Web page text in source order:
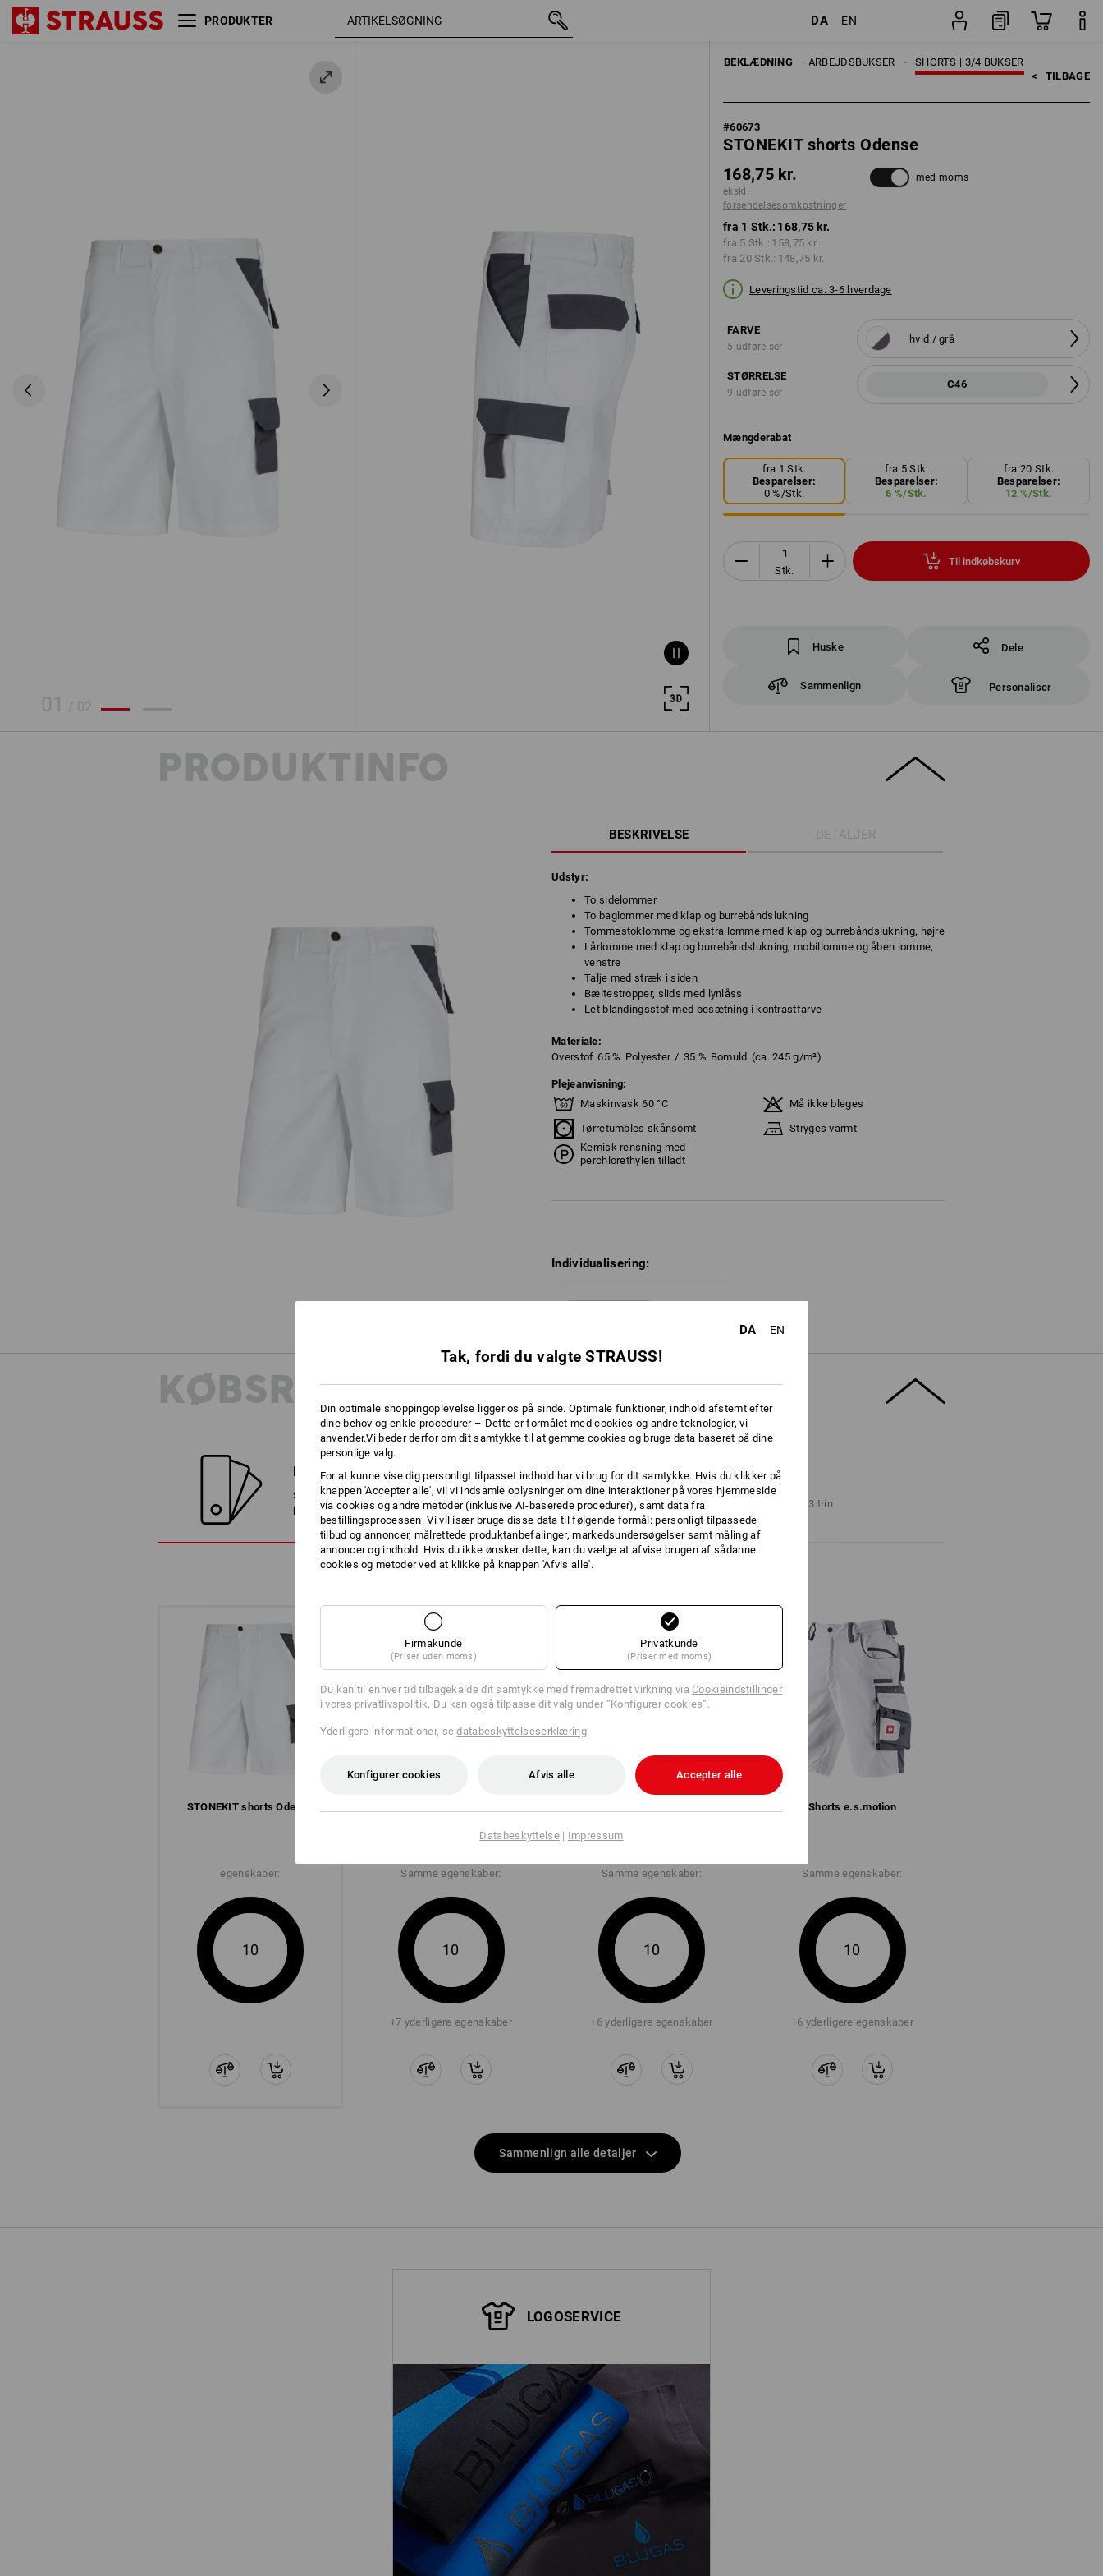
PRODUKTER DA EN
01 / 02
BEKLÆDNING SHORTS | 3/4 BUKSER
ARBEJDSBUKSER
HERRER
< TILBAGE
#60673
STONEKIT shorts Odense
168,75 kr.
ekskl.
forsendelsesomkostninger
med moms
fra 1 Stk.: 168,75 kr.
fra 5 Stk.: 158,75 kr.
fra 20 Stk.: 148,75 kr.
Leveringstid ca. 3-6 hverdage
FARVE
5 udførelser
hvid / grå
STØRRELSE
9 udførelser
C46
Mængderabat
fra 1 Stk.
Besparelser:
0 %/Stk.
fra 5 Stk.
Besparelser:
6 %/Stk.
fra 20 Stk.
Besparelser:
12 %/Stk.
Stk.
Til indkøbskurv
Huske Dele
Sammenlign Personaliser
C46 168,75 kr.
PRODUKTINFO
BESKRIVELSE DETALJER
Udstyr:
To sidelommer
To baglommer med klap og burrebåndslukning
Tommestoklomme og ekstra lomme med klap og burrebåndslukning, højre
Lårlomme med klap og burrebåndslukning, mobillomme og åben lomme,
venstre
Talje med stræk i siden
Bæltestropper, slids med lynlåss
Let blandingsstof med besætning i kontrastfarve
Materiale:
Overstof 65 % Polyester / 35 % Bomuld (ca. 245 g/m²)
Plejeanvisning:
Maskinvask 60 °C
Må ikke bleges
Tørretumbles skånsomt
Stryges varmt
Kemisk rensning med
perchlorethylen tilladt
Individualisering:
Logoservice
KØBSRÅDGIVNING
FIND ALTERNATIVER
Sammenlign det aktuelle produkt med de
bedste alternativer
BUKSESØGNING
Til de perfekte bukser i 3 trin
STONEKIT shorts Odense
egenskaber:
10
Shorts e.s.​motion
Samme egenskaber:
10
+7 yderligere egenskaber
Samme egenskaber:
10
+6 yderligere egenskaber
Samme egenskaber:
10
+6 yderligere egenskaber
Sammenlign alle detaljer
LOGOSERVICE
DA EN
Tak, fordi du valgte STRAUSS!
Din optimale shoppingoplevelse ligger os på sinde. Optimale funktioner, indhold afstemt efter
dine behov og enkle procedurer – Dette er formålet med cookies og andre teknologier, vi
anvender.Vi beder derfor om dit samtykke til at gemme cookies og bruge data baseret på dine
personlige valg.
For at kunne vise dig personligt tilpasset indhold har vi brug for dit samtykke. Hvis du klikker på
knappen 'Accepter alle', vil vi indsamle oplysninger om dine interaktioner på vores hjemmeside
via cookies og andre metoder (inklusive AI-baserede procedurer), samt data fra
bestillingsprocessen. Vi vil især bruge disse data til følgende formål: personligt tilpassede
tilbud og annoncer, målrettede produktanbefalinger, markedsundersøgelser samt måling af
annoncer og indhold. Hvis du ikke ønsker dette, kan du vælge at afvise brugen af sådanne
cookies og metoder ved at klikke på knappen 'Afvis alle'.
Firmakunde
(Priser uden moms)
Privatkunde
(Priser med moms)
Du kan til enhver tid tilbagekalde dit samtykke med fremadrettet virkning viaCookieindstillinger
i vores privatlivspolitik. Du kan også tilpasse dit valg under ”Konfigurer cookies”.
Yderligere informationer, sedatabeskyttelseserklæring.
Konfigurer cookies Afvis alle Accepter alle
Databeskyttelse| Impressum